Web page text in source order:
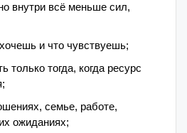
внутри всё меньше сил,
и что чувствуешь;
только тогда, когда ресурс
семье, работе,
ожиданиях;